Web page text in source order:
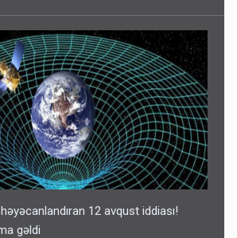
12 avqust iddiası!
gəldi